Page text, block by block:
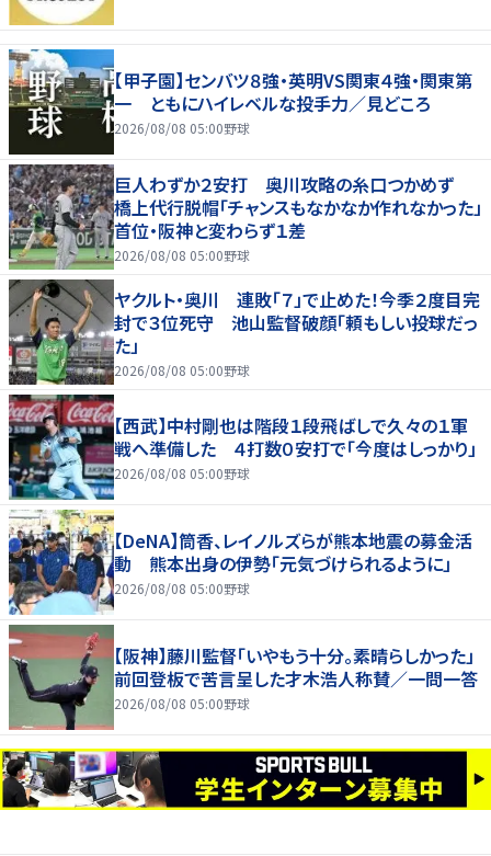
【甲子園】センバツ８強・英明VS関東４強・関東第
一 ともにハイレベルな投手力／見どころ
2026/08/08 05:00野球
巨人わずか２安打 奥川攻略の糸口つかめず
橋上代行脱帽「チャンスもなかなか作れなかった」
首位・阪神と変わらず１差
2026/08/08 05:00野球
ヤクルト・奥川 連敗「７」で止めた！今季２度目完
封で３位死守 池山監督破顔「頼もしい投球だっ
た」
2026/08/08 05:00野球
【西武】中村剛也は階段１段飛ばしで久々の１軍
戦へ準備した ４打数０安打で「今度はしっかり」
2026/08/08 05:00野球
【DeNA】筒香、レイノルズらが熊本地震の募金活
動 熊本出身の伊勢「元気づけられるように」
2026/08/08 05:00野球
【阪神】藤川監督「いやもう十分。素晴らしかった」
前回登板で苦言呈した才木浩人称賛／一問一答
2026/08/08 05:00野球